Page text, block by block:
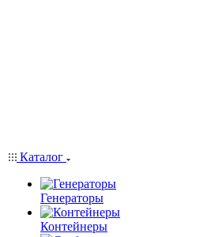
Каталог
Генераторы
Контейнеры